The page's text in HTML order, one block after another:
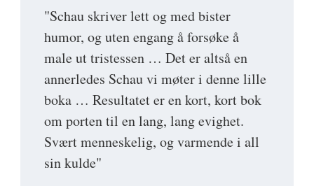
"Schau skriver lett og med bister
humor, og uten engang å forsøke å
male ut tristessen … Det er altså en
annerledes Schau vi møter i denne lille
boka … Resultatet er en kort, kort bok
om porten til en lang, lang evighet.
Svært menneskelig, og varmende i all
sin kulde"